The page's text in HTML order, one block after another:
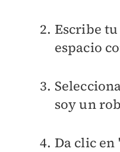
Escribe tu
espacio
soy un
Da clic en